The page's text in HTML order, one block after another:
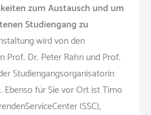
zum Austausch und um
Studiengang zu
wird von den
Prof. Dr. Peter Rahn und Prof.
Studiengangsorganisatorin
für Sie vor Ort ist Timo
(SSC),